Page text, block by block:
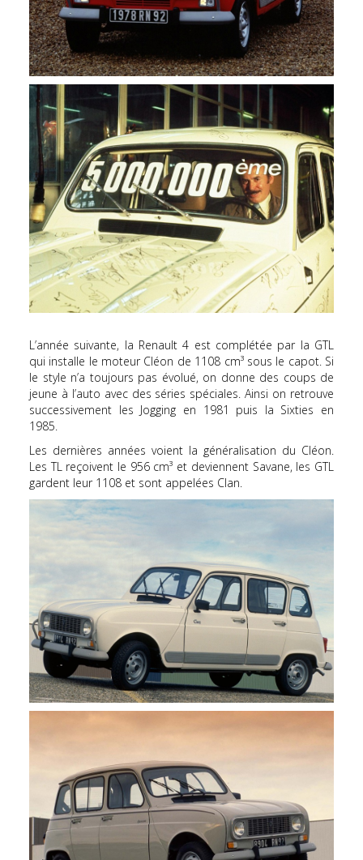
L’année suivante, la Renault 4 est complétée par la GTL
qui installe le moteur Cléon de 1108 cm³ sous le capot. Si
le style n’a toujours pas évolué, on donne des coups de
jeune à l’auto avec des séries spéciales. Ainsi on retrouve
successivement les Jogging en 1981 puis la Sixties en
1985.
Les dernières années voient la généralisation du Cléon.
Les TL reçoivent le 956 cm³ et deviennent Savane, les GTL
gardent leur 1108 et sont appelées Clan.